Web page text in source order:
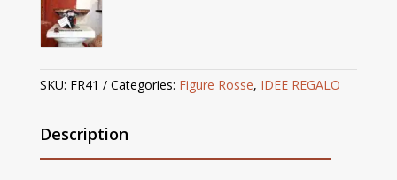
Description
SKU: FR41 Categories: Figure Rosse, IDEE REGALO